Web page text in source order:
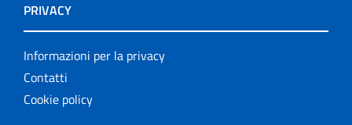
PRIVACY
Informazioni per la privacy
Contatti
Cookie policy